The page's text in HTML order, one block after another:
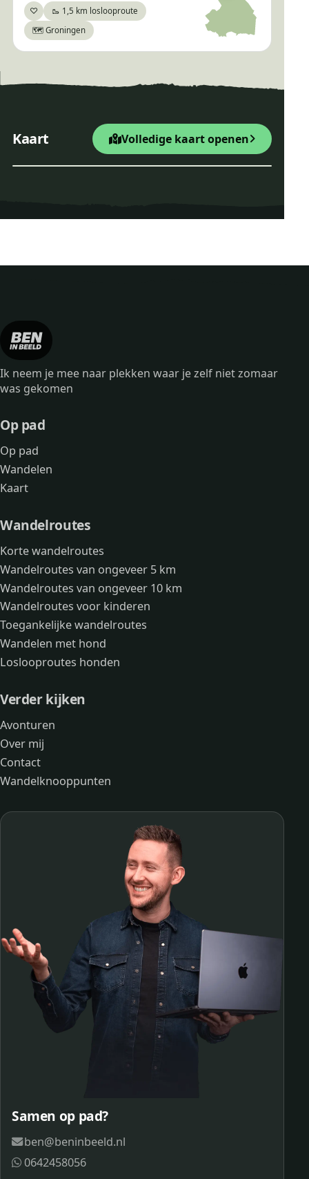
♡Bewaar🥾 1,5 km loslooproute
🗺️ Groningen
Kaart Volledige kaart openen
Startpunt Wandelroute
−
Ik neem je mee naar plekken waar je zelf niet zomaar
was gekomen
Op pad
Op pad
Wandelen
Kaart
Wandelroutes
Korte wandelroutes
Wandelroutes van ongeveer 5 km
Wandelroutes van ongeveer 10 km
Wandelroutes voor kinderen
Toegankelijke wandelroutes
Wandelen met hond
Loslooproutes honden
Verder kijken
Avonturen
Over mij
Contact
Wandelknooppunten
Samen op pad?
ben@beninbeeld.nl
0642458056